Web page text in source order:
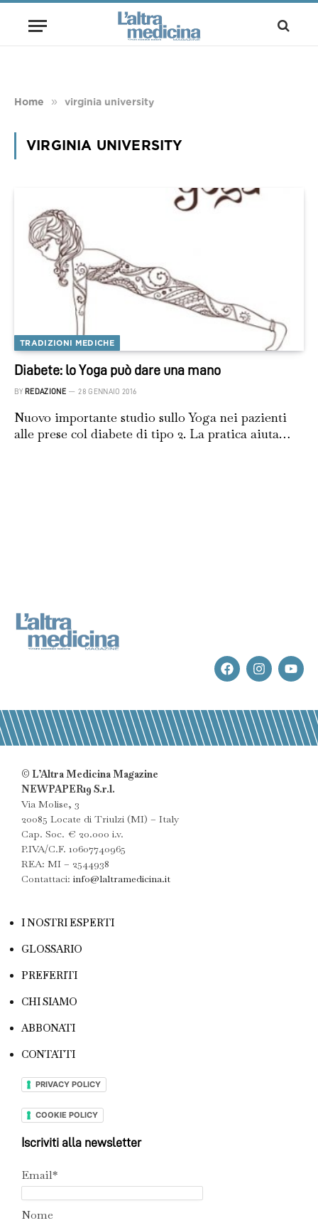
Home » virginia university
VIRGINIA UNIVERSITY
TRADIZIONI MEDICHE
Diabete: lo Yoga può dare una mano
BY REDAZIONE 28 GENNAIO 2016
Nuovo importante studio sullo Yoga nei pazienti
alle prese col diabete di tipo 2. La pratica aiuta…
© L’Altra Medicina Magazine
NEWPAPER19 S.r.l.
Via Molise, 3
20085 Locate di Triulzi (MI) – Italy
Cap. Soc. € 20.000 i.v.
P.IVA/C.F. 10607740965
REA: MI – 2544938
Contattaci: info@laltramedicina.it
I NOSTRI ESPERTI
GLOSSARIO
PREFERITI
CHI SIAMO
ABBONATI
CONTATTI
PRIVACY POLICY
COOKIE POLICY
Iscriviti alla newsletter
Email*
Nome